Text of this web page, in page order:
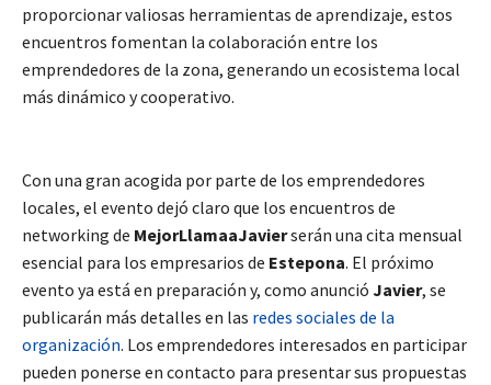
proporcionar valiosas herramientas de aprendizaje, estos
encuentros fomentan la colaboración entre los
emprendedores de la zona, generando un ecosistema local
más dinámico y cooperativo.
Con una gran acogida por parte de los emprendedores
locales, el evento dejó claro que los encuentros de
networking de MejorLlamaaJavierserán una cita mensual
esencial para los empresarios de Estepona. El próximo
evento ya está en preparación y, como anunció Javier, se
publicarán más detalles en las redes sociales de la
organización. Los emprendedores interesados en participar
pueden ponerse en contacto para presentar sus propuestas